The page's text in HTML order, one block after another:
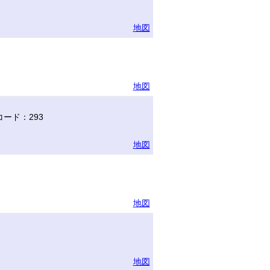
地図
地図
ド：293
地図
地図
地図